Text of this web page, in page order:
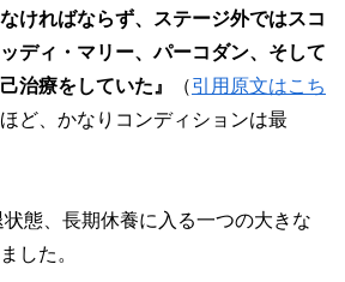
ければならず、ステージ外ではスコ
ディ・マリー、パーコダン、そして
治療をしていた』
（引用原文はこち
ど、かなりコンディションは最
態、長期休養に入る一つの大きな
した。